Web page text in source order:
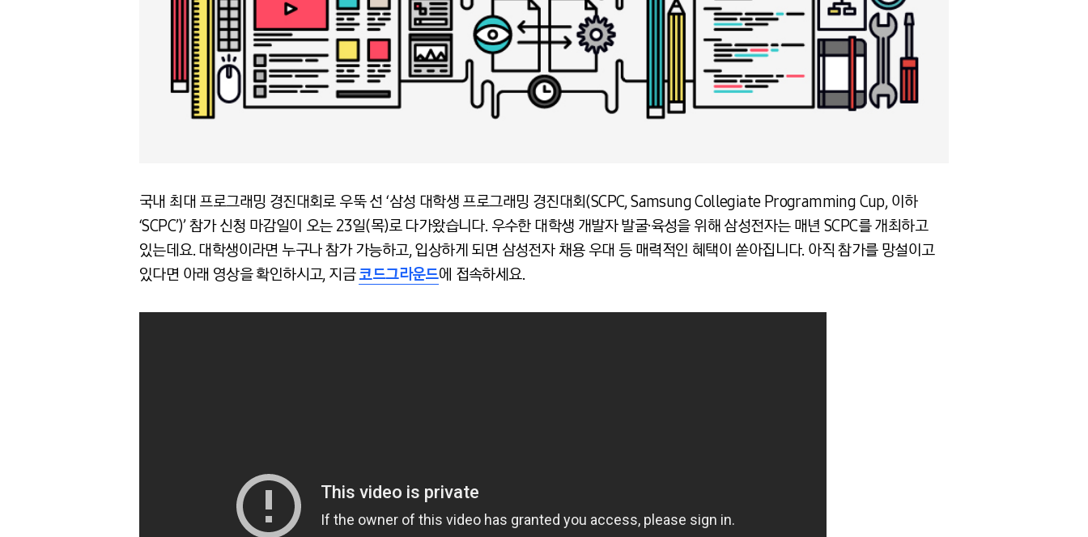
국내 최대 프로그래밍 경진대회로 우뚝 선 ‘삼성 대학생 프로그래밍 경진대회(SCPC, Samsung Collegiate Programming Cup, 이하
‘SCPC’)’ 참가 신청 마감일이 오는 23일(목)로 다가왔습니다. 우수한 대학생 개발자 발굴·육성을 위해 삼성전자는 매년 SCPC를 개최하고
있는데요. 대학생이라면 누구나 참가 가능하고, 입상하게 되면 삼성전자 채용 우대 등 매력적인 혜택이 쏟아집니다. 아직 참가를 망설이고
있다면 아래 영상을 확인하시고, 지금코드그라운드에 접속하세요.